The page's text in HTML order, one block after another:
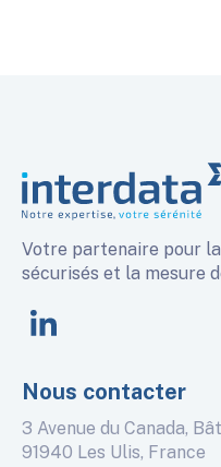
Votre partenaire pour
sécurisés et la mesure
linkedin
Nous contacter
3 Avenue du Canada,
91940 Les Ulis, France